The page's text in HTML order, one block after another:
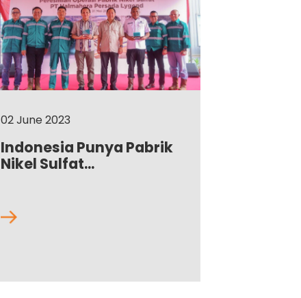
02 June 2023
Indonesia Punya Pabrik
Nikel Sulfat...